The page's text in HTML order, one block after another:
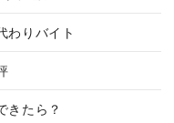
わりバイト
きたら？